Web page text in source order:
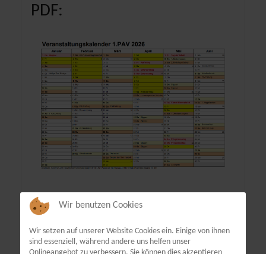
PDF:
Terminübersicht
Wir benutzen Cookies
Wir setzen auf unserer Website Cookies ein. Einige von ihnen
sind essenziell, während andere uns helfen unser
Onlineangebot zu verbessern. Sie können dies akzeptieren